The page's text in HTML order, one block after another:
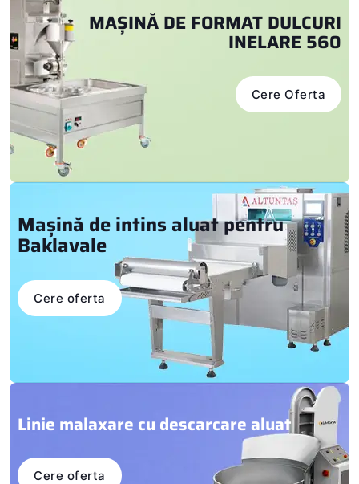
MAȘINĂ DE FORMAT DULCURI
INELARE 560
Cere Oferta
Mașină de intins aluat pentru
Baklavale
Cere oferta
Linie malaxare cu descarcare aluat
Cere oferta